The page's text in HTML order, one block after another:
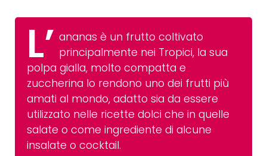
L’ ananas è un frutto coltivato
principalmente nei Tropici, la sua
polpa gialla, molto compatta e
zuccherina lo rendono uno dei frutti più
amati al mondo, adatto sia da essere
utilizzato nelle ricette dolci che in quelle
salate o come ingrediente di alcune
insalate o cocktail.